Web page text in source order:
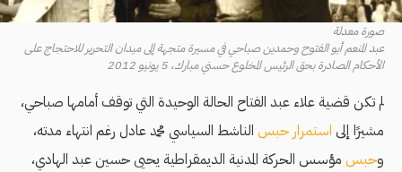
صورة معدلة
عبد المنعم أبو الفتوح وحمدين صباحي في مسيرة متجهة إلى ميدان التحرير للاحتجاج على
الأحكام الصادرة بحق الرئيس المخلوع حسني مبارك، 5 يونيو 2012
لم تكن قضية علاء عبد الفتاح الحالة الوحيدة التي توقف أمامها صباحي،
مشيرًا إلى استمرار حبس الناشط السياسي محمد عادل رغم انتهاء مدته،
وحبس مؤسس الحركة المدنية الديمقراطية يحيى حسين عبد الهادي،